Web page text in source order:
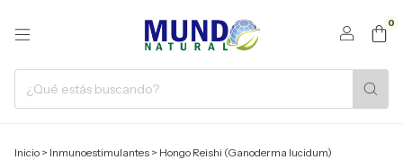
0
Inicio > Inmunoestimulantes > Hongo Reishi (Ganoderma lucidum)